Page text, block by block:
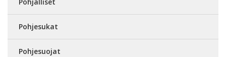
Pohjesukat
Pohjesuojat